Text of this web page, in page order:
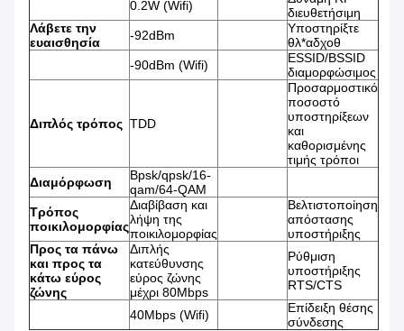
0.2W (Wifi)
διευθετήσιμη
Λάβετε την
ευαισθησία
-92dBm
Υποστηρίξτε
θλ*αδχοθ
-90dBm (Wifi)
ESSID/BSSID
διαμορφώσιμος
Διπλός τρόπος TDD
Προσαρμοστικό
ποσοστό
υποστηρίξεων
και
καθορισμένης
τιμής τρόποι
Διαμόρφωση
Bpsk/qpsk/16-
qam/64-QAM
Τρόπος
ποικιλομορφίας
Διαβίβαση και
λήψη της
ποικιλομορφίας
Βελτιστοποίηση
απόστασης
υποστήριξης
Προς τα πάνω
και προς τα
κάτω εύρος
ζώνης
Διπλής
κατεύθυνσης
εύρος ζώνης
μέχρι 80Mbps
Ρύθμιση
υποστήριξης
RTS/CTS
40Mbps (Wifi)
Επίδειξη θέσης
σύνδεσης